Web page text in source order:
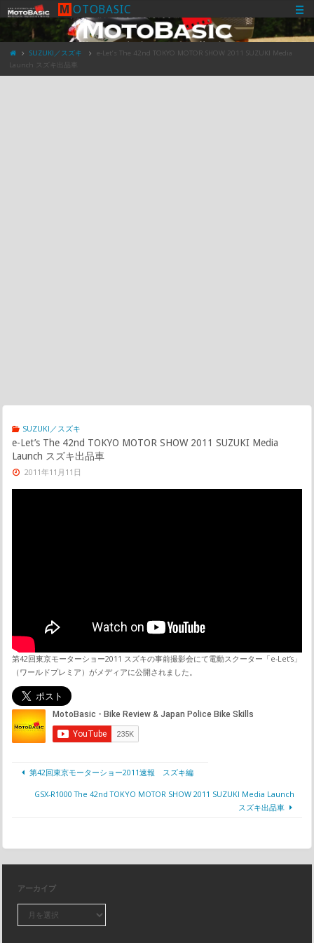
M OTOBASIC
SUZUKI／スズキ
e-Let’s The 42nd TOKYO MOTOR SHOW 2011 SUZUKI Media
Launch スズキ出品車
SUZUKI／スズキ
e-Let’s The 42nd TOKYO MOTOR SHOW 2011 SUZUKI Media
Launch スズキ出品車
2011年11月11日
第42回東京モーターショー2011 スズキの事前撮影会にて電動スクーター「e-Let’s」
（ワールドプレミア）がメディアに公開されました。
第42回東京モーターショー2011速報 スズキ編
GSX-R1000 The 42nd TOKYO MOTOR SHOW 2011 SUZUKI Media Launch
スズキ出品車
アーカイブ